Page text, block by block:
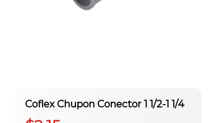
Coflex Chupon Conector 1 1/2-1 1/4